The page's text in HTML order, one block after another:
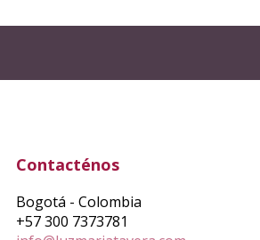
Contacténos
Bogotá - Colombia
+57 300 7373781